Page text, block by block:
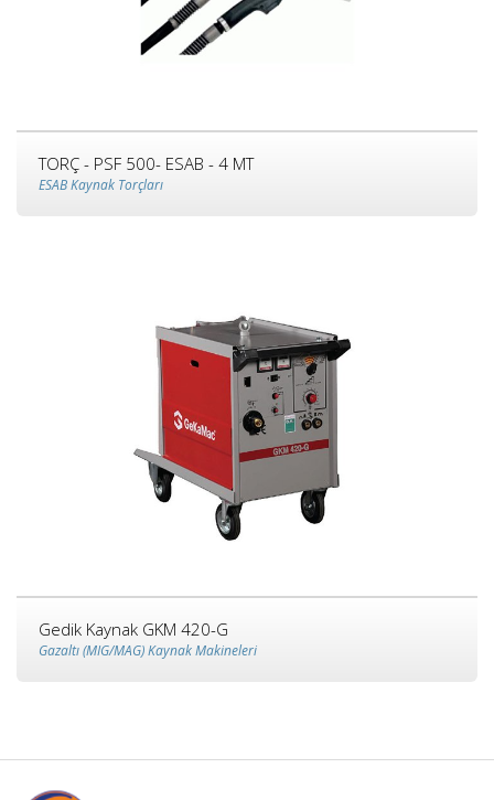
TORÇ - PSF 500- ESAB - 4 MT
ESAB Kaynak Torçları
Gedik Kaynak GKM 420-G
Gazaltı (MIG/MAG) Kaynak Makineleri